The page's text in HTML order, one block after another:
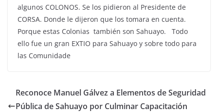
algunos COLONOS. Se los pidieron al Presidente de
CORSA. Donde le dijeron que los tomara en cuenta.
Porque estas Colonias también son Sahuayo. Todo
ello fue un gran EXTIO para Sahuayo y sobre todo para
las Comunidade
Reconoce Manuel Gálvez a Elementos de Seguridad
Pública de Sahuayo por Culminar Capacitación